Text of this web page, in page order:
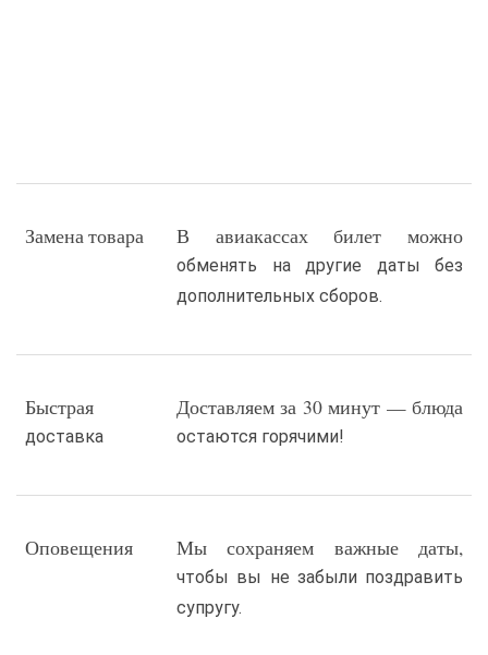
Замена товара В авиакассах билет можно
обменять на другие даты без
дополнительных сборов.
Быстрая
доставка
Доставляем за 30 минут — блюда
остаются горячими!
Оповещения Мы сохраняем важные даты,
чтобы вы не забыли поздравить
супругу.